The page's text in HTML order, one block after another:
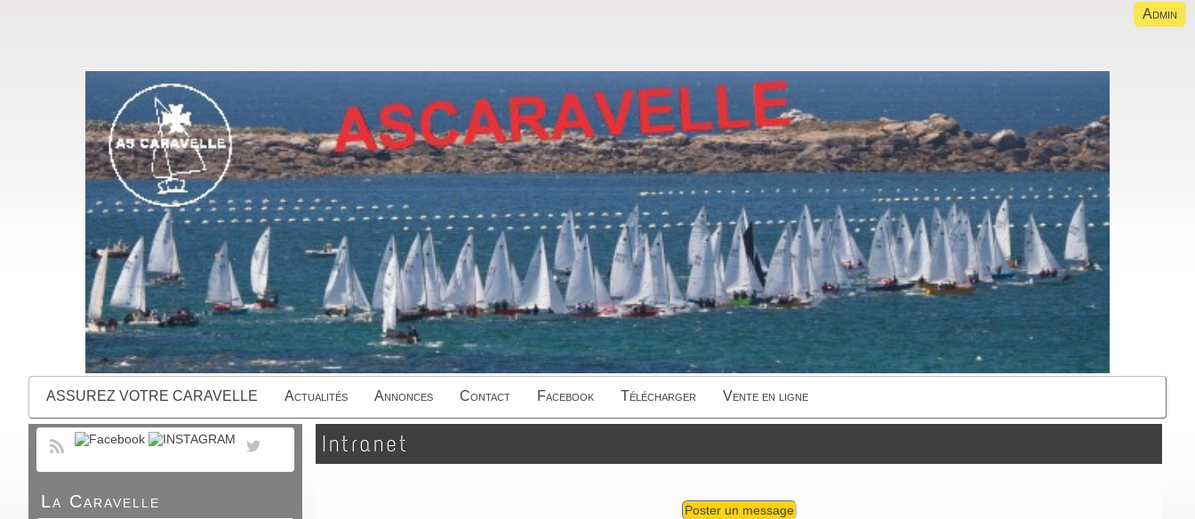
Admin
ASSUREZ VOTRE CARAVELLE Actualités Annonces Contact Facebook Télécharger Vente en ligne
La Caravelle
Intranet
Poster un message